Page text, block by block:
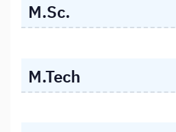
M.Sc.
M.Tech